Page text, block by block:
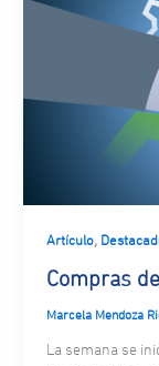
Artículo,
Compras
Marcela Mendoza
La semana se